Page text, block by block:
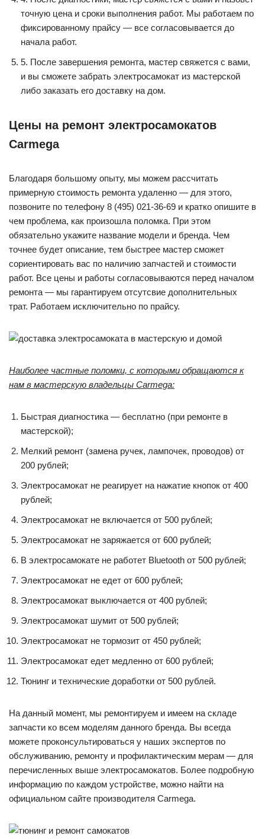
точную цена и сроки выполнения работ. Мы работаем по
фиксированному прайсу — все согласовывается до
начала работ.
5. После завершения ремонта, мастер свяжется с вами,
и вы сможете забрать электросамокат из мастерской
либо заказать его доставку на дом.
Цены на ремонт электросамокатов
Carmega
Благодаря большому опыту, мы можем рассчитать
примерную стоимость ремонта удаленно — для этого,
позвоните по телефону 8 (495) 021-36-69 и кратко опишите в
чем проблема, как произошла поломка. При этом
обязательно укажите название модели и бренда. Чем
точнее будет описание, тем быстрее мастер сможет
сориентировать вас по наличию запчастей и стоимости
работ. Все цены и работы согласовываются перед началом
ремонта — мы гарантируем отсутсвие дополнительных
трат. Работаем исключительно по прайсу.
Наиболее частные поломки, с которыми обращаются к
нам в мастерскую владельцы Carmega:
Быстрая диагностика — бесплатно (при ремонте в
мастерской);
Мелкий ремонт (замена ручек, лампочек, проводов) от
200 рублей;
Электросамокат не реагирует на нажатие кнопок от 400
рублей;
Электросамокат не включается от 500 рублей;
Электросамокат не заряжается от 600 рублей;
В электросамокате не работет Bluetooth от 500 рублей;
Электросамокат не едет от 600 рублей;
Электросамокат выключается от 400 рублей;
Электросамокат шумит от 500 рублей;
Электросамокат не тормозит от 450 рублей;
Электросамокат едет медленно от 600 рублей;
Тюнинг и технические доработки от 500 рублей.
На данный момент, мы ремонтируем и имеем на складе
запчасти ко всем моделям данного бренда. Вы всегда
можете проконсультироваться у наших экспертов по
обслуживанию, ремонту и профилактическим мерам — для
перечисленных выше электросамокатов. Более подробную
информацию по каждом устройстве, можно найти на
официальном сайте производителя Carmega.